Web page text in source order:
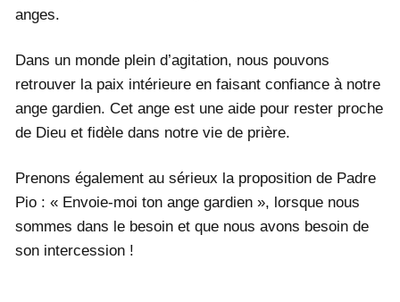
anges.
Dans un monde plein d’agitation, nous pouvons
retrouver la paix intérieure en faisant confiance à notre
ange gardien. Cet ange est une aide pour rester proche
de Dieu et fidèle dans notre vie de prière.
Prenons également au sérieux la proposition de Padre
Pio : « Envoie-moi ton ange gardien », lorsque nous
sommes dans le besoin et que nous avons besoin de
son intercession !